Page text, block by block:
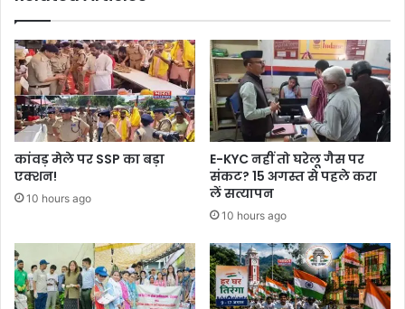
कांवड़ मेले पर SSP का बड़ा
एक्शन!
10 hours ago
E-KYC नहीं तो घरेलू गैस पर
संकट? 15 अगस्त से पहले करा
लें सत्यापन
10 hours ago